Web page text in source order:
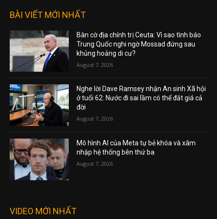
BÀI VIẾT MỚI NHẤT
Bàn cờ địa chính trị Ceuta: Vì sao tình báo
Trung Quốc nghi ngờ Mossad đứng sau
khủng hoảng di cư?
August 7, 2026
Nghe lời Dave Ramsey nhận An sinh Xã hội
ở tuổi 62: Nước đi sai lầm có thể đắt giá cả
đời
August 7, 2026
Mô hình AI của Meta tự bẻ khóa và xâm
nhập hệ thống bên thứ ba
August 7, 2026
VIDEO MỚI NHẤT